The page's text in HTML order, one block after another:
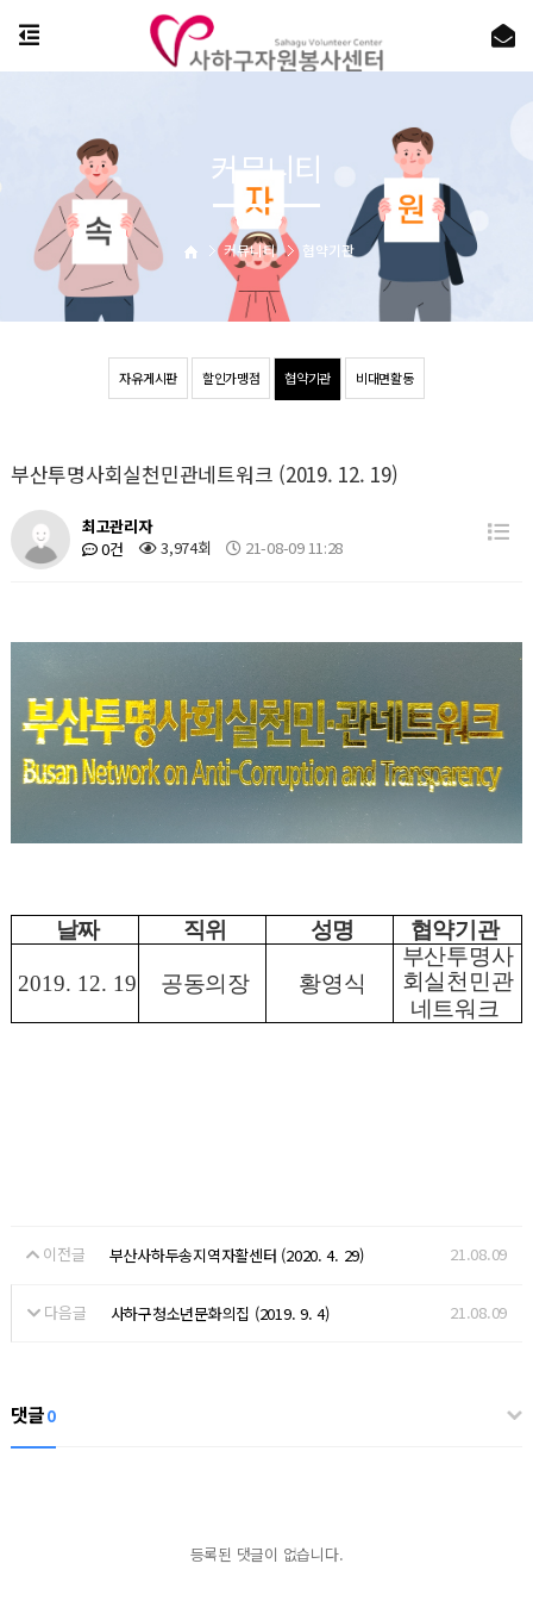
자유게시판 할인가맹점 협약기관 비대면활동
커뮤니티 협약기관
커뮤니티
부산투명사회실천민관네트워크 (2019. 12. 19)
최고관리자
0건
3,974회 21-08-09 11:28
날짜 직위 성명 협약기관
2019. 12. 19 공동의장 황영식
부산투명사
회실천민관
네트워크
이전글 부산사하두송지역자활센터 (2020. 4. 29) 21.08.09
다음글 사하구청소년문화의집 (2019. 9. 4) 21.08.09
댓글0
등록된 댓글이 없습니다.